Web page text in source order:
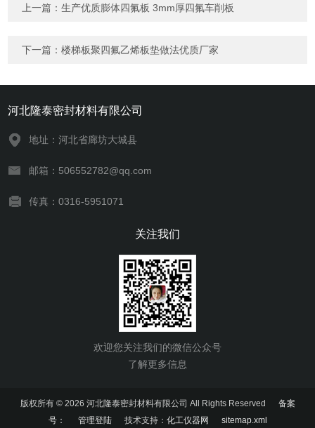
上一篇：生产优质膨体四氟板 3mm厚四氟车削板
下一篇：楼梯板聚四氟乙烯板垫做法优质厂家
河北隆泰密封材料有限公司
地址：河北省廊坊大城县
邮箱：506552782@qq.com
传真：0316-5951071
关注我们
欢迎您关注我们的微信公众号
了解更多信息
版权所有 © 2026 河北隆泰密封材料有限公司 All Rights Reserved 备案
号：
管理登陆技术支持： 化工仪器网 sitemap.xml